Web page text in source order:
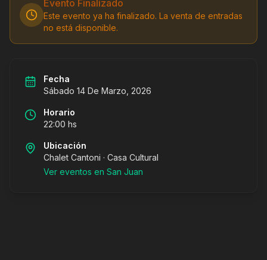
Evento Finalizado
Este evento ya ha finalizado. La venta de entradas
no está disponible.
Fecha
Sábado 14 De Marzo, 2026
Horario
22:00 hs
Ubicación
Chalet Cantoni · Casa Cultural
Ver eventos en San Juan